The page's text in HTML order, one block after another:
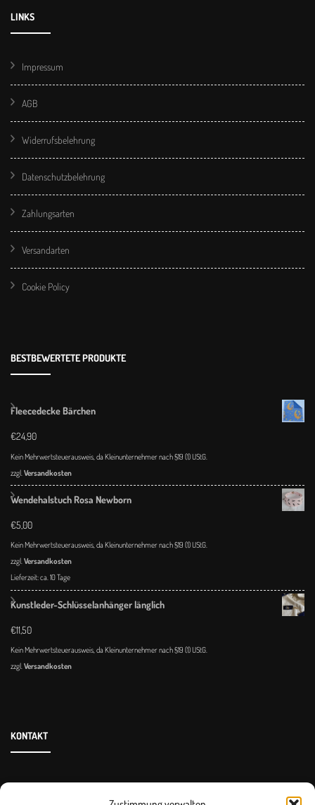
LINKS
Impressum
AGB
Widerrufsbelehrung
Datenschutzbelehrung
Zahlungsarten
Versandarten
Cookie Policy
BESTBEWERTETE PRODUKTE
Fleecedecke Bärchen
€24,90
Kein Mehrwertsteuerausweis, da Kleinunternehmer nach §19 (1) UStG.
zzgl. Versandkosten
Wendehalstuch Rosa Newborn
€5,00
Kein Mehrwertsteuerausweis, da Kleinunternehmer nach §19 (1) UStG.
zzgl.Versandkosten
Lieferzeit:ca. 10 Tage
Kunstleder-Schlüsselanhänger länglich
€11,50
Kein Mehrwertsteuerausweis, da Kleinunternehmer nach §19 (1) UStG.
zzgl.Versandkosten
KONTAKT